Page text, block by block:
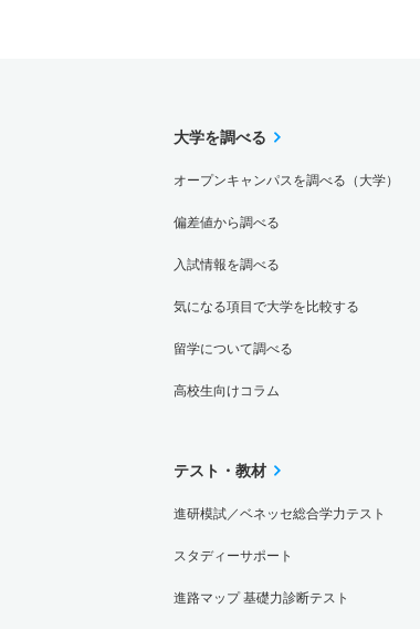
大学を調べる
オープンキャンパスを調べる（大学）
偏差値から調べる
入試情報を調べる
気になる項目で大学を比較する
留学について調べる
高校生向けコラム
テスト・教材
進研模試／ベネッセ総合学力テスト
スタディーサポート
進路マップ 基礎力診断テスト